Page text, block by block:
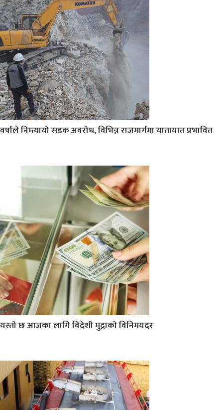
वर्षाले निम्त्यायो सडक अवरोध, विभिन्न राजमार्गमा यातायात प्रभावित
यस्तो छ आजका लागि विदेशी मुद्राको विनिमयदर